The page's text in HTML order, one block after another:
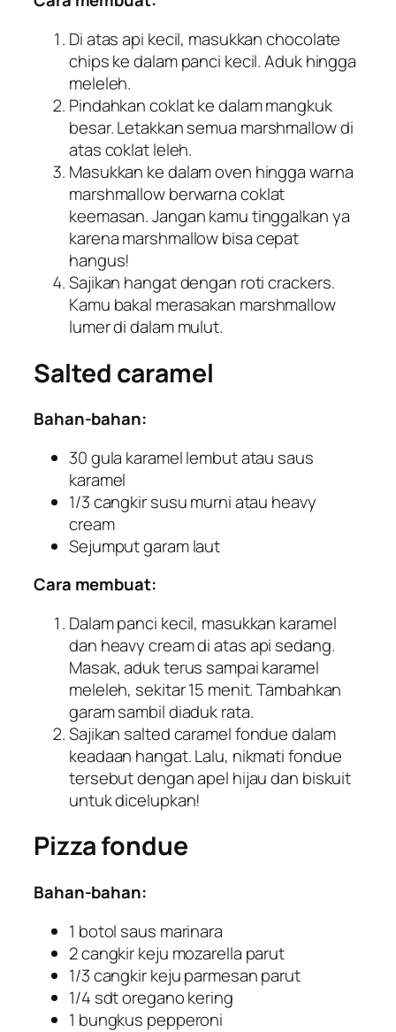
Di atas api kecil, masukkanchocolate
chipske dalam panci kecil. Aduk hingga
meleleh.
Pindahkan coklat ke dalam mangkuk
besar. Letakkan semua marshmallowdi
atas coklat leleh.
Masukkan ke dalam oven hingga warna
marshmallowberwarna coklat
keemasan. Jangan kamu tinggalkan ya
karenamarshmallowbisa cepat
hangus!
Sajikan hangat dengan roticrackers.
Kamu bakal merasakan marshmallow
lumer di dalam mulut.
Salted caramel
Bahan-bahan:
30 gula karamel lembut atau saus
karamel
1/3 cangkir susu murni atau heavy
cream
Sejumput garam laut
Cara membuat:
Dalam panci kecil, masukkan karamel
dan heavy creamdi atas api sedang.
Masak, aduk terus sampai karamel
meleleh, sekitar 15 menit. Tambahkan
garam sambil diaduk rata.
Sajikan salted caramel fonduedalam
keadaan hangat. Lalu, nikmatifondue
tersebut dengan apel hijau dan biskuit
untuk dicelupkan!
Pizza fondue
Bahan-bahan:
1 botol saus marinara
2 cangkir keju mozarella parut
1/3 cangkir kejuparmesanparut
1/4 sdtoreganokering
1 bungkus pepperoni